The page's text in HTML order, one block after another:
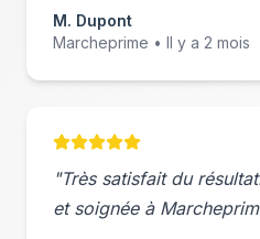
M. Dupont
Marcheprime • Il y a 2 mois
"Très satisfait du
et soignée à